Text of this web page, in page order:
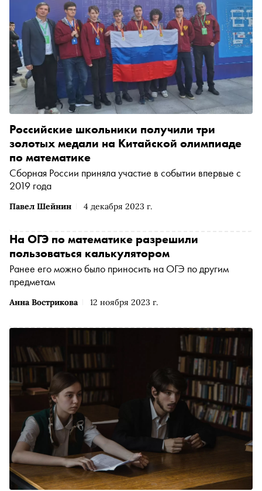
Павел Шейнин 4 декабря 2023 г.
Российские школьники получили три
золотых медали на Китайской олимпиаде
по математике
Сборная России приняла участие в событии впервые с
2019 года
Анна Вострикова 12 ноября 2023 г.
На ОГЭ по математике разрешили
пользоваться калькулятором
Ранее его можно было приносить на ОГЭ по другим
предметам